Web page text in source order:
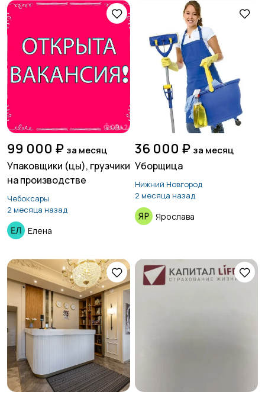
99 000 ₽ за месяц
Упаковщики (цы), грузчики
на производстве
Чебоксары
2 месяца назад
Елена
36 000 ₽ за месяц
Уборщица
Нижний Новгород
2 месяца назад
Ярослава